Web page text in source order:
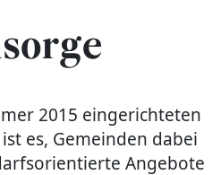
2015 eingerichteten
es, Gemeinden dabei
Angebote